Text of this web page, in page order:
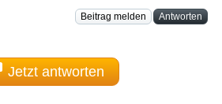
Beitrag melden Antworten
Jetzt antworten